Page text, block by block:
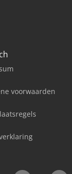
voorwaarden